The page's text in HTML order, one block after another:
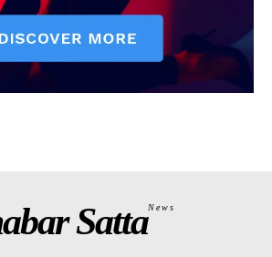
SattaNews